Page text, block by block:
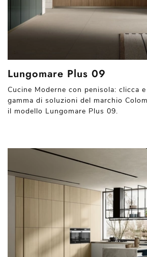
Lungomare Plus 09
Cucine Moderne con penisola: clicca
gamma di soluzioni del marchio
il modello Lungomare Plus 09.